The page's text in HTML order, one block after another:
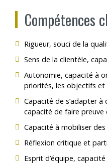
Compétences
Rigueur, souci de la
Sens de la clientèle,
Autonomie, capacité à
priorités, les objectifs et
Capacité de s’adapter
capacité de faire preuve
Capacité à mobiliser
Réflexion critique et
Esprit d’équipe,